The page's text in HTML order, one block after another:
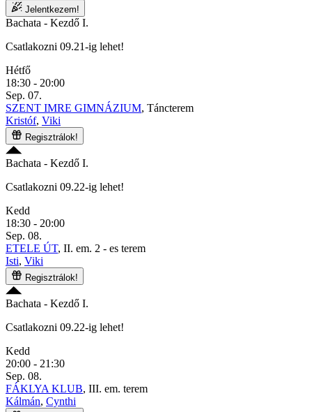
Jelentkezem!
Bachata - Kezdő I.
Csatlakozni 09.21-ig lehet!
Hétfő
18:30 - 20:00
Sep. 07.
SZENT IMRE GIMNÁZIUM, Táncterem
Kristóf, Viki
Regisztrálok!
Bachata - Kezdő I.
Csatlakozni 09.22-ig lehet!
Kedd
18:30 - 20:00
Sep. 08.
ETELE ÚT, II. em. 2 - es terem
Isti, Viki
Regisztrálok!
Bachata - Kezdő I.
Csatlakozni 09.22-ig lehet!
Kedd
20:00 - 21:30
Sep. 08.
FÁKLYA KLUB, III. em. terem
Kálmán, Cynthi